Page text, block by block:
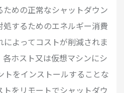
めの正常なシャットダウン
するためのエネルギー消費
によってコストが削減されま
ホスト又は仮想マシンにシ
トをインストールすることな
をリモートでシャットダウ